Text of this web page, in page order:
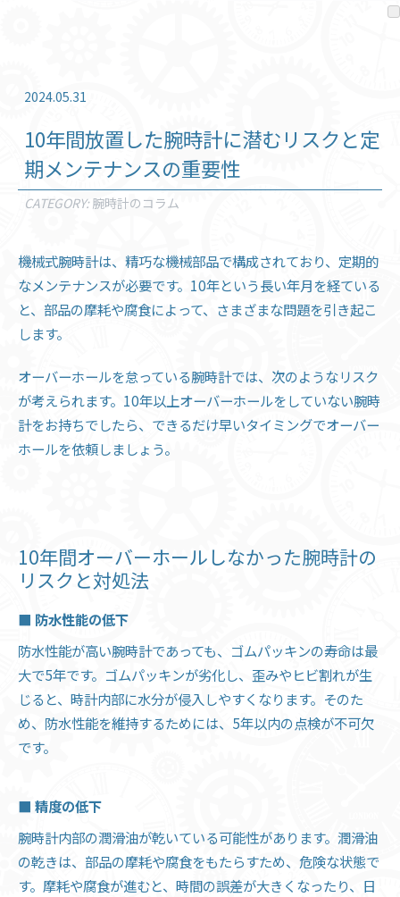
2024.05.31
10年間放置した腕時計に潜むリスクと定
期メンテナンスの重要性
CATEGORY: 腕時計のコラム
機械式腕時計は、精巧な機械部品で構成されており、定期的
なメンテナンスが必要です。10年という長い年月を経ている
と、部品の摩耗や腐食によって、さまざまな問題を引き起こ
します。
オーバーホールを怠っている腕時計では、次のようなリスク
が考えられます。10年以上オーバーホールをしていない腕時
計をお持ちでしたら、できるだけ早いタイミングでオーバー
ホールを依頼しましょう。
10年間オーバーホールしなかった腕時計の
リスクと対処法
■ 防水性能の低下
防水性能が高い腕時計であっても、ゴムパッキンの寿命は最
大で5年です。ゴムパッキンが劣化し、歪みやヒビ割れが生
じると、時計内部に水分が侵入しやすくなります。そのた
め、防水性能を維持するためには、5年以内の点検が不可欠
です。
■ 精度の低下
腕時計内部の潤滑油が乾いている可能性があります。潤滑油
の乾きは、部品の摩耗や腐食をもたらすため、危険な状態で
す。摩耗や腐食が進むと、時間の誤差が大きくなったり、日